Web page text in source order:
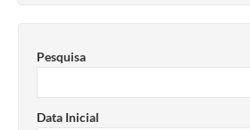
Outros Editais
Plano de Contratações Anual
Pesquisa
Data Inicial